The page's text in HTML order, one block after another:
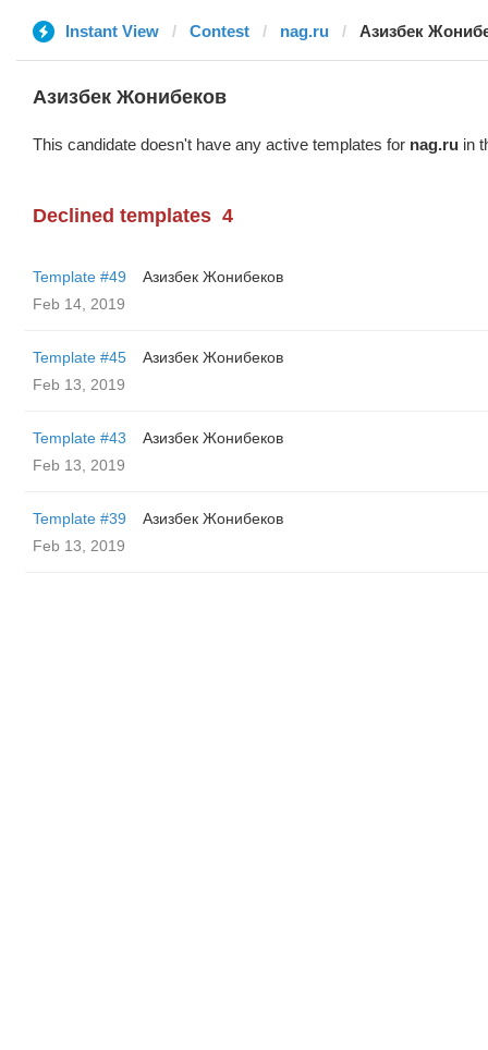
Instant View Contest nag.ru Азизбек
Азизбек Жонибеков
This candidate doesn't have any active templates for nag.ru in
Declined templates 4
Template #49
Азизбек Жонибеков
Feb 14, 2019
Template #45
Азизбек Жонибеков
Feb 13, 2019
Template #43
Азизбек Жонибеков
Feb 13, 2019
Template #39
Азизбек Жонибеков
Feb 13, 2019